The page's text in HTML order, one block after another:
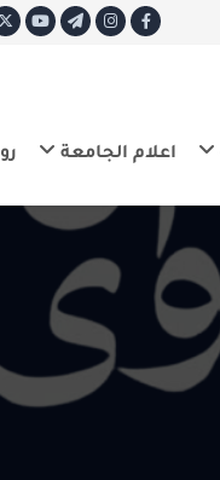
الجامعة روابط مهمة